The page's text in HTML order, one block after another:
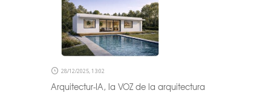
28/12/2025, 13:02
Arquitectur-IA, la VOZ de la arquitectura